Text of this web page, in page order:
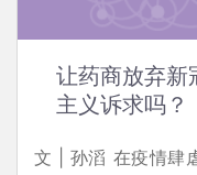
让药商放弃新
主义诉求吗？
文 | 孙滔 在疫情肆